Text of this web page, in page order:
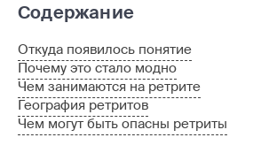
Содержание
Откуда появилось понятие
Почему это стало модно
Чем занимаются на ретрите
География ретритов
Чем могут быть опасны ретриты